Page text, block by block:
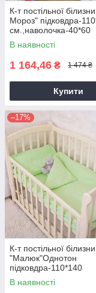
К-т постільної
Мороз" підковдра-
см.,наволочка-40*60
см.,простирадло на
резинці-60*120 см.
В наявності
1 164,46 ₴ 1 474 ₴
Купити
–17%
К-т постільної білизни
"Малюк"Однотон
підковдра-110*140
см.,наволочка-40*60
см.,простирадло-
В наявності